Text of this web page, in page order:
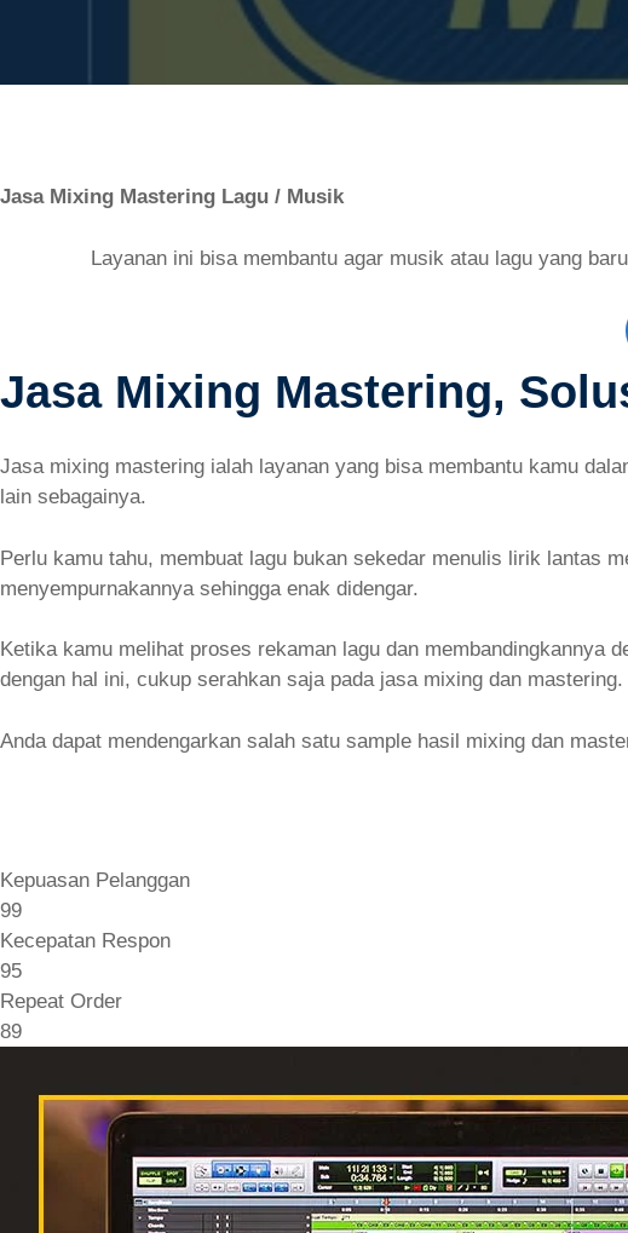
Jasa Mixing Mastering Lagu / Musik
Layanan ini bisa membantu agar musik atau lagu yang
Jasa Mixing Mastering,
Jasa mixing mastering ialah layanan yang bisa membantu kamu
lain sebagainya.
Perlu kamu tahu, membuat lagu bukan sekedar menulis lirik lantas
menyempurnakannya sehingga enak didengar.
Ketika kamu melihat proses rekaman lagu dan membandingkannya
dengan hal ini, cukup serahkan saja pada jasa mixing dan mastering.
Anda dapat mendengarkan salah satu sample hasil mixing dan
Kepuasan Pelanggan
99
Kecepatan Respon
95
Repeat Order
89